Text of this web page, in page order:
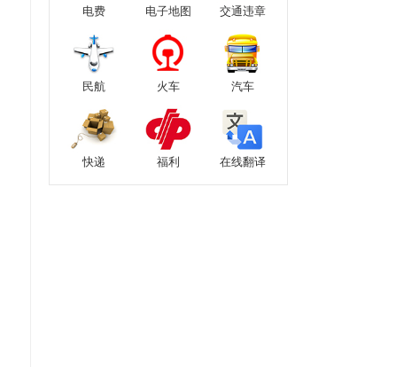
电费 电子地图 交通违章
民航 火车 汽车
快递 福利 在线翻译